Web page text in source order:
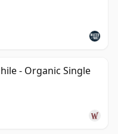
- Organic Single